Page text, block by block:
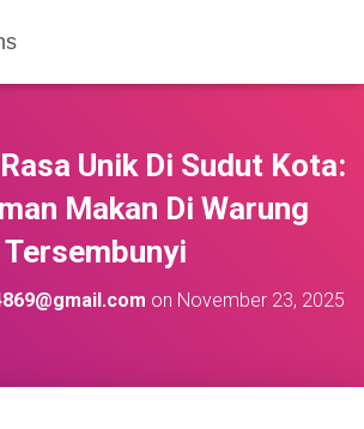
Unik Di Sudut Kota:
Makan Di Warung
Tersembunyi
on November 23, 2025